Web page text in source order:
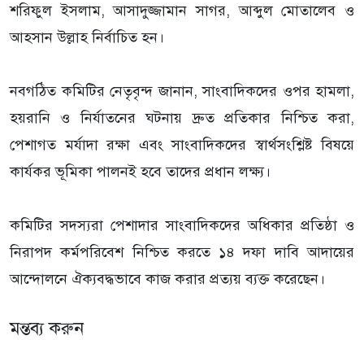
শরিফুল ইসলাম, আসাদুজ্জামান সাগর, আব্দুল মোতালেব ও
আহসান উল্লাহ নির্বাচিত হন।
নবগঠিত কমিটির নেতৃবৃন্দ জানান, সাংবাদিকদের ওপর হামলা,
হয়রানি ও নির্যাতনের ঘটনায় দ্রুত প্রতিকার নিশ্চিত করা,
পেশাগত মর্যাদা রক্ষা এবং সাংবাদিকদের স্বার্থসংশ্লিষ্ট বিষয়ে
কার্যকর ভূমিকা পালনই হবে তাদের প্রধান লক্ষ্য।
কমিটির সদস্যরা পেশাদার সাংবাদিকদের অধিকার প্রতিষ্ঠা ও
নিরাপদ কর্মপরিবেশ নিশ্চিত করতে ১৪ দফা দাবি আদায়ের
আন্দোলনে ঐক্যবদ্ধভাবে কাজ করার প্রত্যয় ব্যক্ত করেছেন।
মন্তব্য করুন